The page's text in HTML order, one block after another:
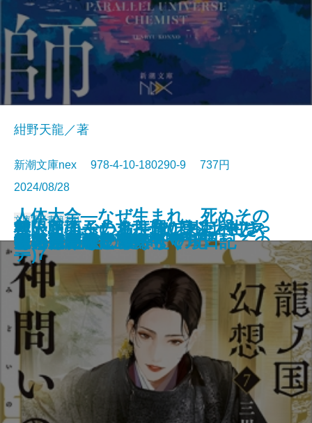
邯鄲の島遥かなり〔上〕
とんちき 蔦重青春譜
救いたくない命―俺たちは神じゃ
ない2―
花と茨―七代目市川團十郎―
捨て童子・松平忠輝〔上〕
捨て童子・松平忠輝〔中〕
捨て童子・松平忠輝〔下〕
無人島のふたり―120日以上生き
なくちゃ日記―
人体大全―なぜ生まれ、死ぬその
日まで無意識に動き続けられるの
か―
狐の嫁入り 幽世の薬剤師
紺野天龍／著
新潮文庫nex 978-4-10-180290-9 737円
2024/08/28
文庫電子書籍あり
龍ノ国幻想7 神問いの応
ケーキ王子の名推理(スペシャリ
テ)7
極限団地―一九六一 東京ハウス
―
これはただの夏
死に急ぐ鯨たち・もぐら日記
雀の手帖
京に鬼の棲む里ありて
探花―隠蔽捜査9―
あのころなにしてた？
狂った宴